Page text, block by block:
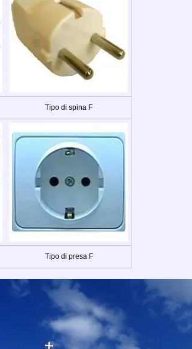
Tipo di spina F
Tipo di presa F